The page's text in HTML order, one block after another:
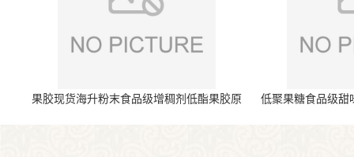
果胶现货海升粉末食品级增稠剂低酯果胶原
低聚果糖食品级甜